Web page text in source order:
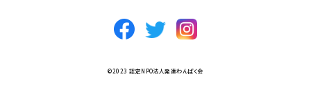
©2023 認定NPO法人発達わんぱく会